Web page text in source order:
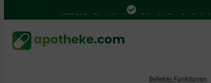
4.000 Mal in Deutschland Online bei Ihrer Apotheke bestellen
Beliebte Funktionen
Herz, Kreislauf & Stoffwechsel